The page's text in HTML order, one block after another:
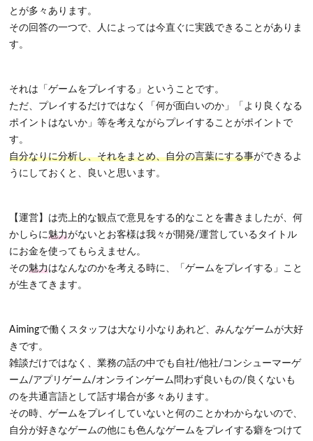
とが多々あります。
その回答の一つで、人によっては今直ぐに実践できることがありま
す。
それは「ゲームをプレイする 」ということです。
ただ、プレイするだけではなく「何が面白いのか」「より良くなる
ポイントはないか」等を考えながらプレイすることがポイントで
す。
自分なりに分析し、それをまとめ、自分の言葉にする事ができるよ
うにしておくと、良いと思います。
【運営】は売上的な観点で意見をする的なことを書きましたが、何
かしらに魅力がないとお客様は我々が開発/運営しているタイトル
にお金を使ってもらえません。
その魅力はなんなのかを考える時に、「ゲームをプレイする 」こと
が生きてきます。
Aimingで働くスタッフは大なり小なりあれど、みんなゲームが大好
きです。
雑談だけではなく、業務の話の中でも自社/他社/コンシューマーゲ
ーム/アプリゲーム/オンラインゲーム問わず良いもの/良くないも
のを共通言語として話す場合が多々あります。
その時、ゲームをプレイしていないと何のことかわからないので、
自分が好きなゲームの他にも色んなゲームをプレイする癖をつけて